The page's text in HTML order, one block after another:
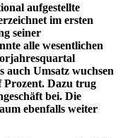
aufgestellte
im ersten
seiner
alle wesentlichen
auch Umsatz wuchsen
Prozent. Dazu trug
bei. Die
ebenfalls weiter